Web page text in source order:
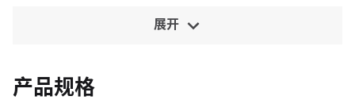
展开
产品规格